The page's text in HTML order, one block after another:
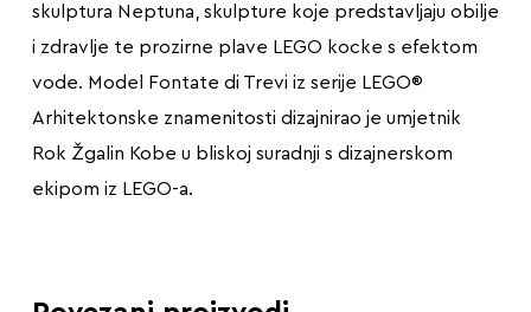
skulptura Neptuna, skulpture koje predstavljaju obilje
i zdravlje te prozirne plave LEGO kocke s efektom
vode. Model Fontate di Trevi iz serije LEGO®
Arhitektonske znamenitosti dizajnirao je umjetnik
Rok Žgalin Kobe u bliskoj suradnji s dizajnerskom
ekipom iz LEGO-a.